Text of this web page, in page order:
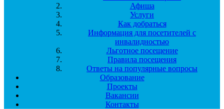
Афиша
Услуги
Как добраться
Информация для посетителей с
инвалидностью
Льготное посещение
Правила посещения
Ответы на популярные вопросы
Образование
Проекты
Вакансии
Контакты